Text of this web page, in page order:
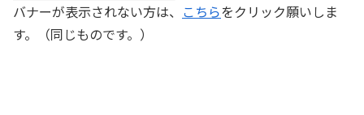
バナーが表示されない方は、 こちらをクリック願いしま
す。（同じものです。）